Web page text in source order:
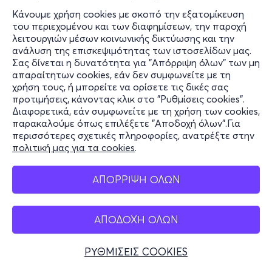
Κάνουμε χρήση cookies με σκοπό την εξατομίκευση
του περιεχομένου και των διαφημίσεων, την παροχή
λειτουργιών μέσων κοινωνικής δικτύωσης και την
ανάλυση της επισκεψιμότητας των ιστοσελίδων μας.
Σας δίνεται η δυνατότητα για "Απόρριψη όλων" των μη
απαραίτητων cookies, εάν δεν συμφωνείτε με τη
χρήση τους, ή μπορείτε να ορίσετε τις δικές σας
προτιμήσεις, κάνοντας κλικ στο "Ρυθμίσεις cookies".
Διαφορετικά, εάν συμφωνείτε με τη χρήση των cookies,
παρακαλούμε όπως επιλέξετε "Αποδοχή όλων".Για
περισσότερες σχετικές πληροφορίες, ανατρέξτε στην
πολιτική μας για τα cookies.
ΑΠΟΡΡΙΨΗ ΟΛΩΝ
ΑΠΟΔΟΧΗ ΟΛΩΝ
ΡΥΘΜΙΣΕΙΣ COOKIES